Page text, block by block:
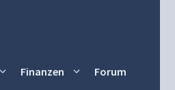
Finanzen Forum